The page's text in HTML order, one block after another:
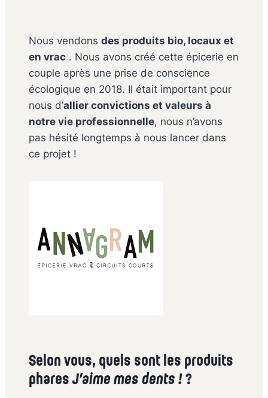
Nous vendons des produits bio, locaux et
en vrac . Nous avons créé cette épicerie en
couple après une prise de conscience
écologique en 2018. Il était important pour
nous d’allier convictions et valeurs à
notre vie professionnelle, nous n’avons
pas hésité longtemps à nous lancer dans
ce projet !
Selon vous, quels sont les produits
phares J’aime mes dents ! ?